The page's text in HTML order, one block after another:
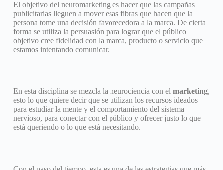
El objetivo del neuromarketing es hacer que las campañas
publicitarias lleguen a mover esas fibras que hacen que la
persona tome una decisión favorecedora a la marca. De cierta
forma se utiliza la persuasión para lograr que el público
objetivo cree fidelidad con la marca, producto o servicio que
estamos intentando comunicar.
En esta disciplina se mezcla la neurociencia con el marketing,
esto lo que quiere decir que se utilizan los recursos ideados
para estudiar la mente y el comportamiento del sistema
nervioso, para conectar con el público y ofrecer justo lo que
está queriendo o lo que está necesitando.